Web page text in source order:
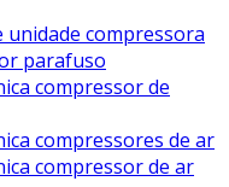
unidade compressora
parafuso
compressor de
compressores de ar
compressor de ar